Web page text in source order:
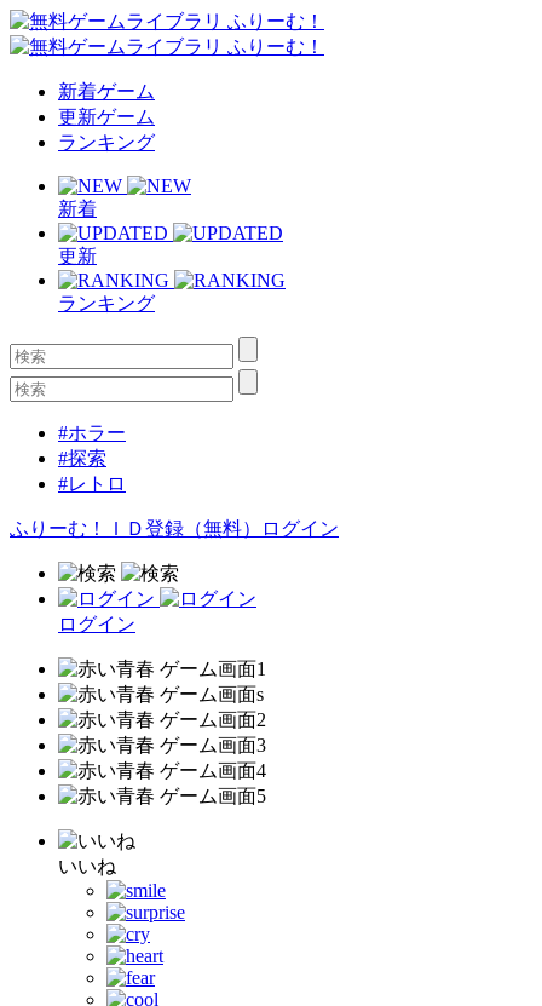
新着ゲーム
更新ゲーム
ランキング
新着
更新
ランキング
#ホラー
#探索
#レトロ
ふりーむ！ＩＤ登録（無料） ログイン
ログイン
いいね